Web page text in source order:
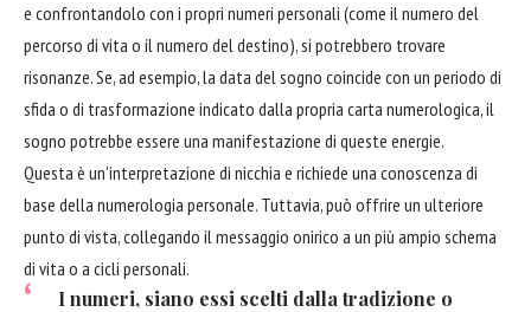
e confrontandolo con i propri numeri personali (come il numero del
percorso di vita o il numero del destino), si potrebbero trovare
risonanze. Se, ad esempio, la data del sogno coincide con un periodo di
sfida o di trasformazione indicato dalla propria carta numerologica, il
sogno potrebbe essere una manifestazione di queste energie.
Questa è un'interpretazione di nicchia e richiede una conoscenza di
base della numerologia personale. Tuttavia, può offrire un ulteriore
punto di vista, collegando il messaggio onirico a un più ampio schema
di vita o a cicli personali.
I numeri, siano essi scelti dalla tradizione o